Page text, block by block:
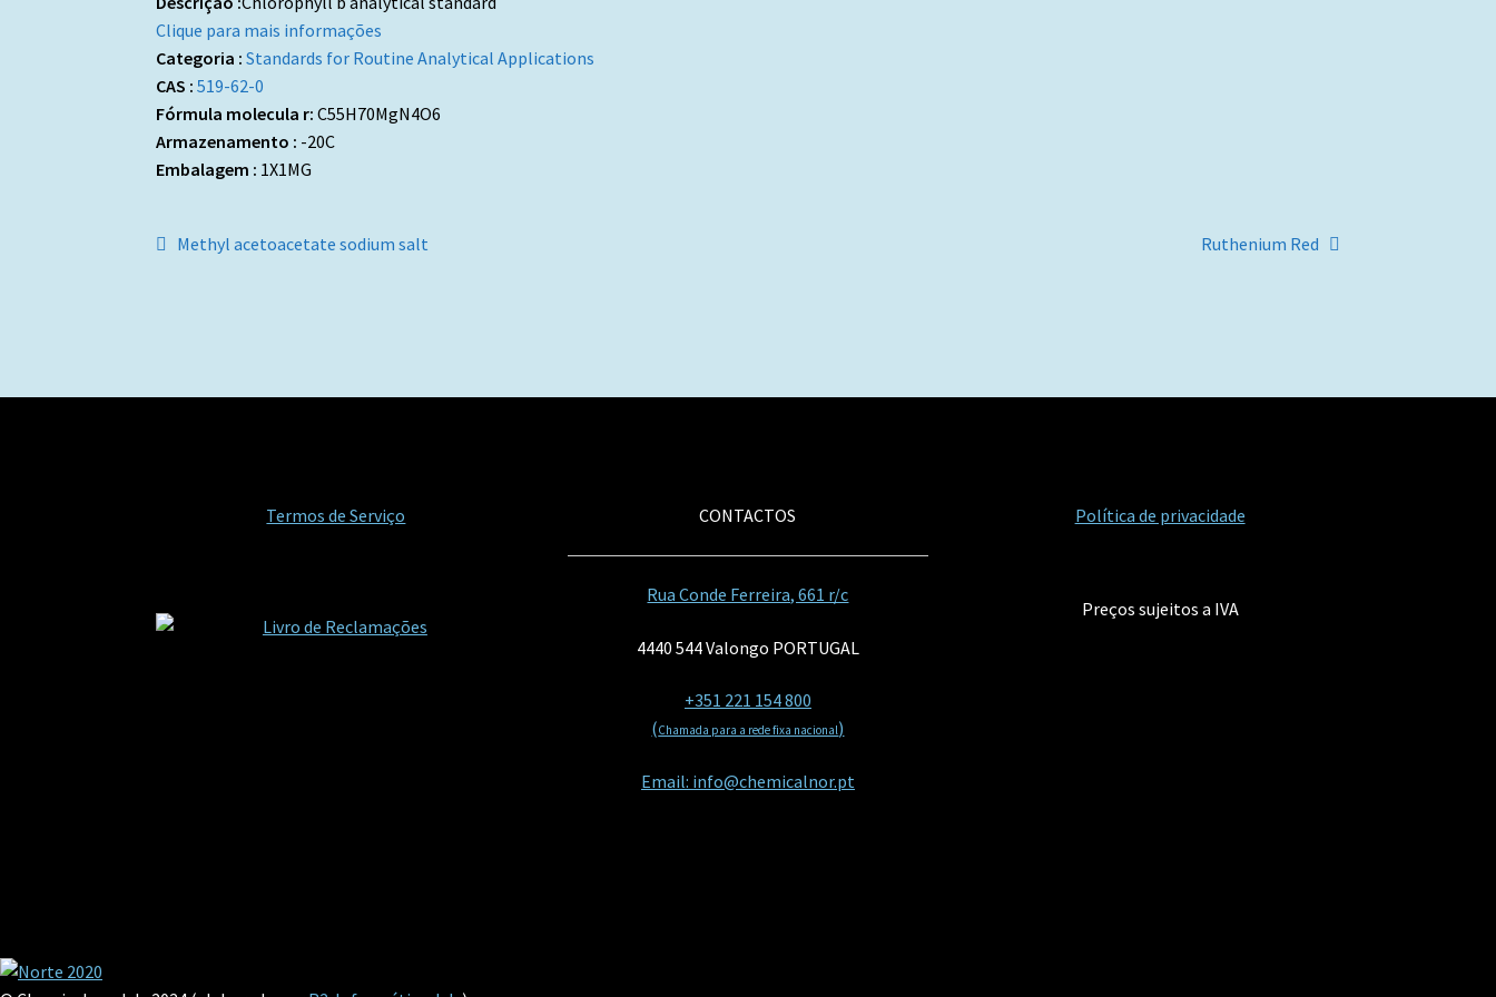
Clique para mais informações
Categoria :Standards for Routine Analytical Applications
CAS :519-62-0
Fórmula molecula r:C55H70MgN4O6
Armazenamento : -20C
Embalagem : 1X1MG
Navegação
Artigo
Methyl acetoacetate sodium salt
Artigo
Ruthenium Red
Termos de Serviço CONTACTOS
Rua Conde Ferreira, 661 r/c
4440 544 Valongo PORTUGAL
+351 221 154 800
(Chamada para a rede fixa nacional)
Email: info@chemicalnor.pt
Política de privacidade
Preços sujeitos a IVA